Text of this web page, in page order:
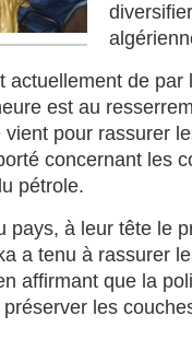
actuellement de par
est au
pour rassurer
concernant les
pétrole.
pays, à leur tête le
a tenu à rassurer
affirmant que la
les